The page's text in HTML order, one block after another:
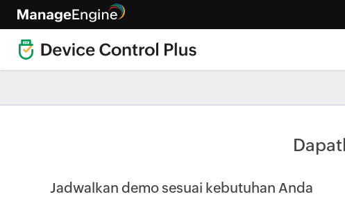
Jadwalkan demo sesuai kebutuhan Anda